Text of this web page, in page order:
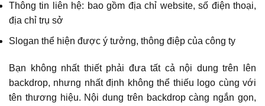
Thông tin liên hệ: bao gồm địa chỉ website, số điện thoại,
địa chỉ trụ sở
Slogan thể hiện được ý tưởng, thông điệp của công ty
Bạn không nhất thiết phải đưa tất cả nội dung trên lên
backdrop, nhưng nhất định không thể thiếu logo cùng với
tên thương hiệu. Nội dung trên backdrop càng ngắn gọn,